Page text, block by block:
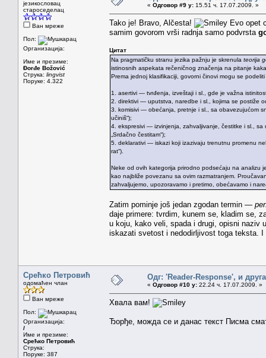
језикословац
староседелац
Ван мреже
Пол:
Организација:
Име и презиме:
Đorđe Božović
Струка: lingvist
Поруке: 4.322
« Одговор #9 у: 15.51 ч. 17.07.2009. »
Tako je! Bravo, Alčesta!
Evo opet
samim govorom vrši radnja samo podvrsta
Цитат
Na pragmatičku stranu jezika pažnju je skrenula teorija
istinosnih aspekata rečeničnog značenja na pitanje
Prema jednoj klasifikaciji, govorni činovi mogu se
1. asertivi — tvrđenja, izveštaji i sl., gde je važna
2. direktivi — uputstva, naredbe i sl., kojima se postiže
3. komisivi — obećanja, pretnje i sl., sa obavezujućom
učiniš“);
4. ekspresivi — izvinjenja, zahvaljivanje, čestitke i sl., sa
„Srdačno čestitam“);
5. deklarativi — iskazi koji izazivaju trenutnu promenu
rat“).
Neke od ovih kategorija prirodno podsećaju na analizu
kao najbliže povezanu sa ovim razmatranjem.
zahvaljujemo, upozoravamo i pretimo, obećavamo i
Zatim pominje još jedan zgodan termin —
daje primere: tvrdim, kunem se, kladim se,
u koju, kako veli, spada i drugi, opisni naziv
iskazati svetost i nedodirljivost toga teksta.
Срећко Петровић
одомаћен члан
Ван мреже
Пол:
Организација:
/
Име и презиме:
Срећко Петровић
Струка:
Поруке: 387
Одг: 'Reader-Response', и
« Одговор #10 у: 22.24 ч. 17.07.2009. »
Хвала вам!
Ђорђе, можда се и данас текст Писма